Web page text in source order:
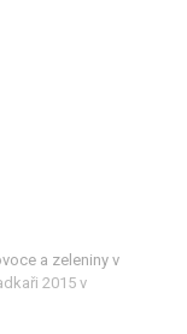
a zeleniny v
2015 v